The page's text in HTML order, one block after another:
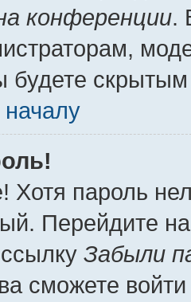
конференции.
будете
началу
Хотя пароль
Перейдите
Забыли
сможете